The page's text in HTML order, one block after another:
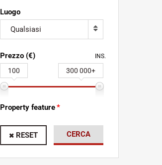
Luogo
Qualsiasi
Prezzo (€) INS.
100 300 000+
Property feature
RESET CERCA